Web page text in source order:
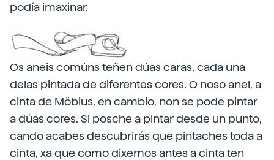
podía imaxinar.
Os aneis comúns teñen dúas caras, cada una
delas pintada de diferentes cores. O noso anel, a
cinta de Möbius, en cambio, non se pode pintar
a dúas cores. Si posche a pintar desde un punto,
cando acabes descubrirás que pintaches toda a
cinta, xa que como dixemos antes a cinta ten